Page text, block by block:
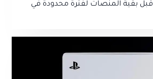
لقطات GTA 6 قبل بقية المنصات لفترة محدودة في